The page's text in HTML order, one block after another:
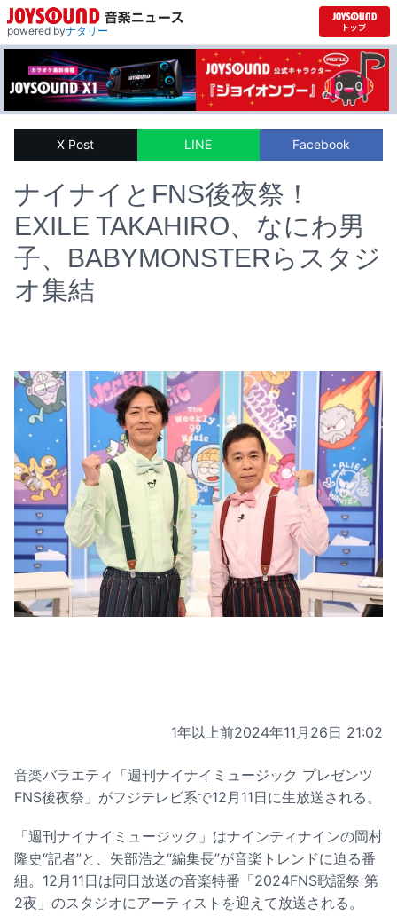
powered byナタリー
X Post LINE Facebook
ナイナイとFNS後夜祭！
EXILE TAKAHIRO、なにわ男
子、BABYMONSTERらスタジ
オ集結
1年以上前2024年11月26日 21:02
音楽バラエティ「週刊ナイナイミュージック プレゼンツ
FNS後夜祭」がフジテレビ系で12月11日に生放送される。
「週刊ナイナイミュージック」はナインティナインの岡村
隆史“記者”と、矢部浩之“編集長”が音楽トレンドに迫る番
組。12月11日は同日放送の音楽特番「2024FNS歌謡祭 第
2夜」のスタジオにアーティストを迎えて放送される。